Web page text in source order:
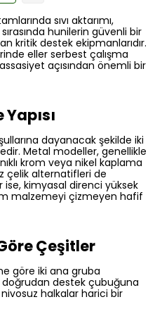
sıvı aktarımı,
hunilerin güvenli bir
kritik destek ekipmanlarıdır.
eller serbest çalışma
açısından önemli bir
dayanacak şekilde iki
Metal modeller, genellikle
krom veya nikel kaplama
çelik alternatifleri de
kimyasal direnci yüksek
malzemeyi çizmeyen hafif
Çeşitler
göre iki ana gruba
doğrudan destek çubuğuna
halkalar harici bir